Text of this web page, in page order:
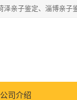
公司介绍